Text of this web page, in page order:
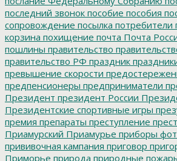
последний звонок пособие пособия
сопровождение посылка потребители
корзина похищение почта Почта
пошлины правительство
правительство РФ праздник
превышение скорости
предпенсионеры предприниматели
Президент президент России
Президентские спортивные игры
премия препараты преступление
Приамурский Приамурье приборы
прививочная кампания приговор
Приморье природа природные